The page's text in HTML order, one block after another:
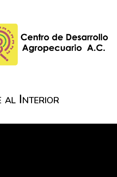
al Interior